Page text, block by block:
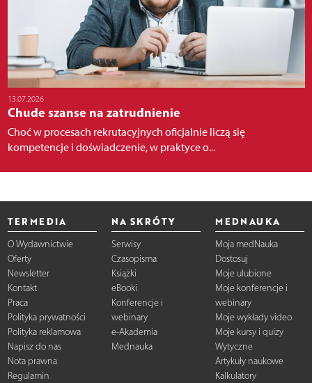
13.07.2026
Chude szanse na zatrudnienie
Choć w procesach rekrutacyjnych oficjalnie liczą się
kompetencje i doświadczenie, w praktyce o...
TERMEDIA
O Wydawnictwie
Oferty
Newsletter
Kontakt
Praca
Polityka prywatności
Polityka reklamowa
Napisz do nas
Nota prawna
Regulamin
NA SKRÓTY
Serwisy
Czasopisma
Książki
eBooki
Konferencje i
webinary
e-Akademia
Mednauka
MEDNAUKA
Moja medNauka
Dostosuj
Moje ulubione
Moje konferencje i
webinary
Moje wykłady video
Moje kursy i quizy
Wytyczne
Artykuły naukowe
Kalkulatory